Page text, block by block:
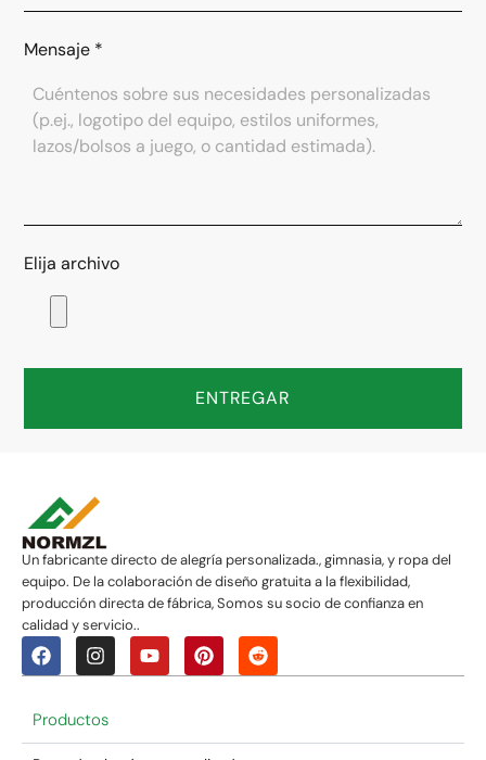
Mensaje *
Elija archivo
ENTREGAR
Un fabricante directo de alegría personalizada., gimnasia, y ropa del
equipo. De la colaboración de diseño gratuita a la flexibilidad,
producción directa de fábrica, Somos su socio de confianza en
calidad y servicio..
Productos